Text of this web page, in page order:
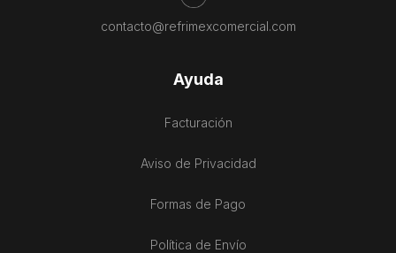
contacto@refrimexcomercial.com
Ayuda
Facturación
Aviso de Privacidad
Formas de Pago
Política de Envío